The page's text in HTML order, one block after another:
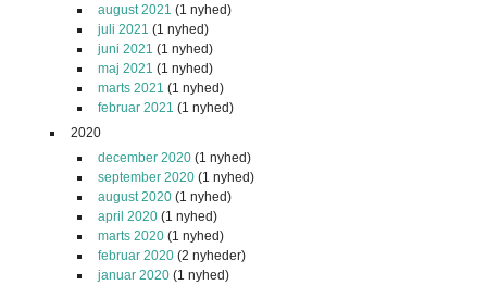
august 2021 (1 nyhed)
juli 2021 (1 nyhed)
juni 2021 (1 nyhed)
maj 2021 (1 nyhed)
marts 2021 (1 nyhed)
februar 2021 (1 nyhed)
2020
december 2020 (1 nyhed)
september 2020 (1 nyhed)
august 2020 (1 nyhed)
april 2020 (1 nyhed)
marts 2020 (1 nyhed)
februar 2020 (2 nyheder)
januar 2020 (1 nyhed)